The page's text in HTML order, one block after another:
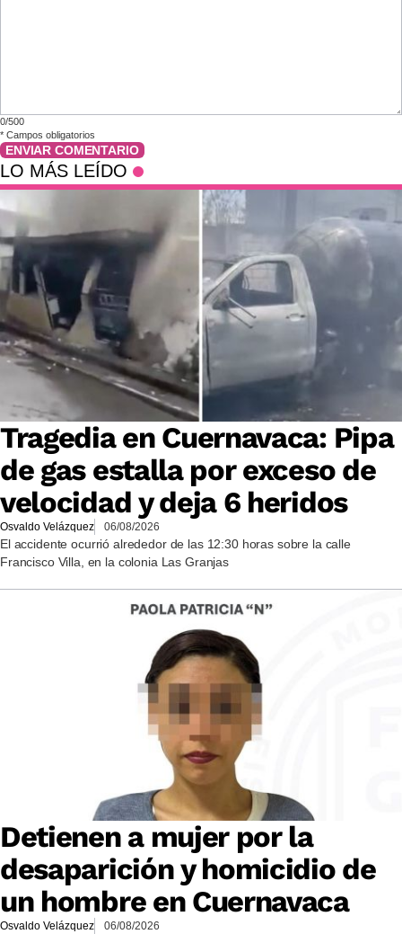
0/500
* Campos obligatorios
ENVIAR COMENTARIO
LO MÁS LEÍDO
Tragedia en Cuernavaca: Pipa
de gas estalla por exceso de
velocidad y deja 6 heridos
Osvaldo Velázquez 06/08/2026
El accidente ocurrió alrededor de las 12:30 horas sobre la calle
Francisco Villa, en la colonia Las Granjas
Detienen a mujer por la
desaparición y homicidio de
un hombre en Cuernavaca
Osvaldo Velázquez 06/08/2026